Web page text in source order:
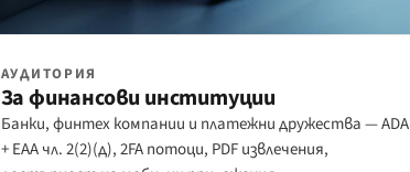
АУДИТОРИЯ
За финансови институции
Банки, финтех компании и платежни дружества — ADA
+ EAA чл. 2(2)(д), 2FA потоци, PDF извлечения,